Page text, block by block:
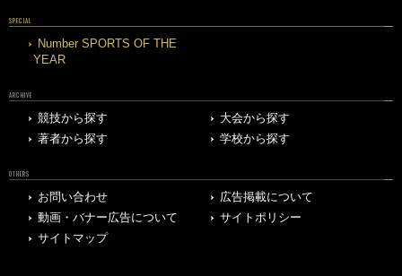
SPECIAL
Number SPORTS OF THE
YEAR
ARCHIVE
競技から探す
大会から探す
著者から探す
学校から探す
OTHERS
お問い合わせ
広告掲載について
動画・バナー広告について
サイトポリシー
サイトマップ